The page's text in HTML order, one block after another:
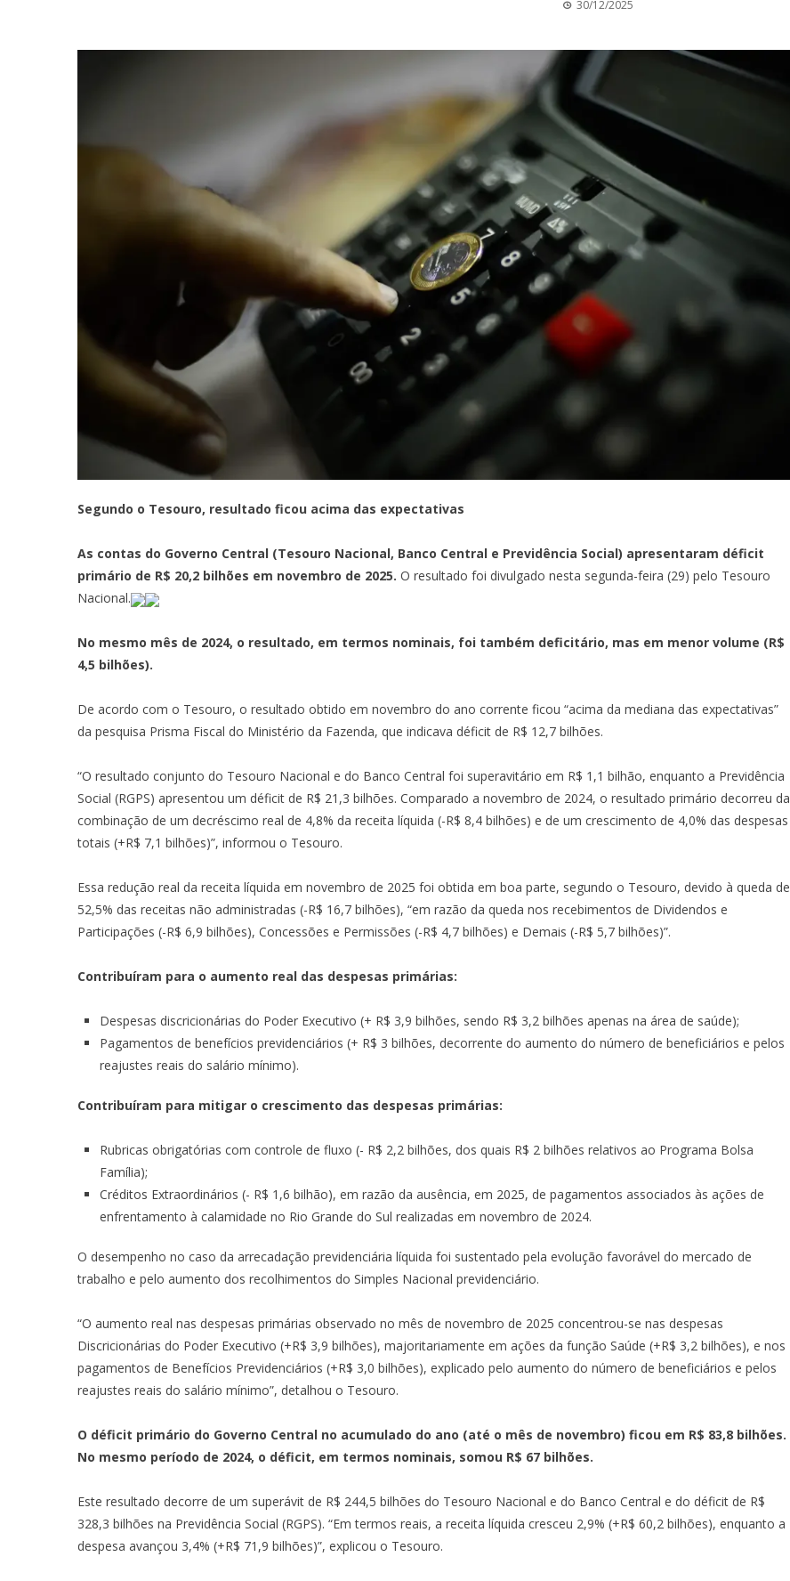
30/12/2025
Segundo o Tesouro, resultado ficou acima das expectativas
As contas do Governo Central (Tesouro Nacional, Banco Central e Previdência Social) apresentaram déficit
primário de R$ 20,2 bilhões em novembro de 2025. O resultado foi divulgado nesta segunda-feira (29) pelo Tesouro
Nacional.
No mesmo mês de 2024, o resultado, em termos nominais, foi também deficitário, mas em menor volume (R$
4,5 bilhões).
De acordo com o Tesouro, o resultado obtido em novembro do ano corrente ficou “acima da mediana das expectativas”
da pesquisa Prisma Fiscal do Ministério da Fazenda, que indicava déficit de R$ 12,7 bilhões.
“O resultado conjunto do Tesouro Nacional e do Banco Central foi superavitário em R$ 1,1 bilhão, enquanto a Previdência
Social (RGPS) apresentou um déficit de R$ 21,3 bilhões. Comparado a novembro de 2024, o resultado primário decorreu da
combinação de um decréscimo real de 4,8% da receita líquida (-R$ 8,4 bilhões) e de um crescimento de 4,0% das despesas
totais (+R$ 7,1 bilhões)”, informou o Tesouro.
Essa redução real da receita líquida em novembro de 2025 foi obtida em boa parte, segundo o Tesouro, devido à queda de
52,5% das receitas não administradas (-R$ 16,7 bilhões), “em razão da queda nos recebimentos de Dividendos e
Participações (-R$ 6,9 bilhões), Concessões e Permissões (-R$ 4,7 bilhões) e Demais (-R$ 5,7 bilhões)”.
Contribuíram para o aumento real das despesas primárias:
Despesas discricionárias do Poder Executivo (+ R$ 3,9 bilhões, sendo R$ 3,2 bilhões apenas na área de saúde);
Pagamentos de benefícios previdenciários (+ R$ 3 bilhões, decorrente do aumento do número de beneficiários e pelos
reajustes reais do salário mínimo).
Contribuíram para mitigar o crescimento das despesas primárias:
Rubricas obrigatórias com controle de fluxo (- R$ 2,2 bilhões, dos quais R$ 2 bilhões relativos ao Programa Bolsa
Família);
Créditos Extraordinários (- R$ 1,6 bilhão), em razão da ausência, em 2025, de pagamentos associados às ações de
enfrentamento à calamidade no Rio Grande do Sul realizadas em novembro de 2024.
O desempenho no caso da arrecadação previdenciária líquida foi sustentado pela evolução favorável do mercado de
trabalho e pelo aumento dos recolhimentos do Simples Nacional previdenciário.
“O aumento real nas despesas primárias observado no mês de novembro de 2025 concentrou-se nas despesas
Discricionárias do Poder Executivo (+R$ 3,9 bilhões), majoritariamente em ações da função Saúde (+R$ 3,2 bilhões), e nos
pagamentos de Benefícios Previdenciários (+R$ 3,0 bilhões), explicado pelo aumento do número de beneficiários e pelos
reajustes reais do salário mínimo”, detalhou o Tesouro.
O déficit primário do Governo Central no acumulado do ano (até o mês de novembro) ficou em R$ 83,8 bilhões.
No mesmo período de 2024, o déficit, em termos nominais, somou R$ 67 bilhões.
Este resultado decorre de um superávit de R$ 244,5 bilhões do Tesouro Nacional e do Banco Central e do déficit de R$
328,3 bilhões na Previdência Social (RGPS). “Em termos reais, a receita líquida cresceu 2,9% (+R$ 60,2 bilhões), enquanto a
despesa avançou 3,4% (+R$ 71,9 bilhões)”, explicou o Tesouro.